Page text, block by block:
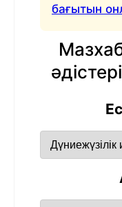
бағытын